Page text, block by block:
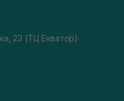
23 (ТЦ Екватор)